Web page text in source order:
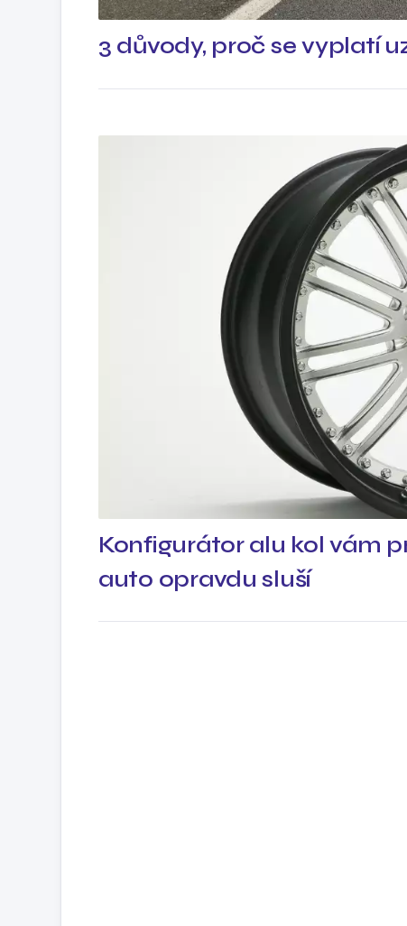
3 důvody, proč se vyplatí
Konfigurátor alu kol vám
auto opravdu sluší